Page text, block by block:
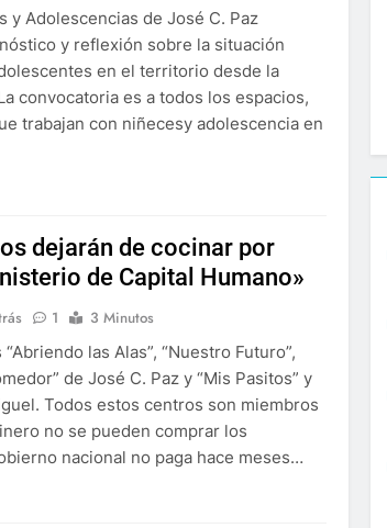
y Adolescencias de José C. Paz
y reflexión sobre la situación
en el territorio desde la
convocatoria es a todos los espacios,
trabajan con niñecesy adolescencia en
dejarán de cocinar por
de Capital Humano»
1
3 Minutos
las Alas”, “Nuestro Futuro”,
de José C. Paz y “Mis Pasitos” y
Todos estos centros son miembros
no se pueden comprar los
nacional no paga hace meses…